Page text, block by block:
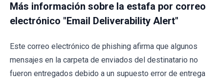
Más información sobre la estafa por correo
electrónico "Email Deliverability Alert"
Este correo electrónico de phishing afirma que algunos
mensajes en la carpeta de enviados del destinatario no
fueron entregados debido a un supuesto error de entrega